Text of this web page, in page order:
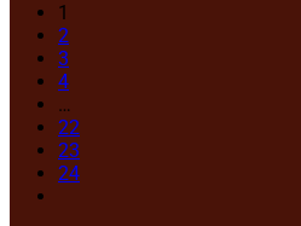
1
2
3
4
…
22
23
24